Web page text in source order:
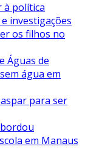
à política
investigações
os filhos no
Águas de
água em
para ser
em Manaus